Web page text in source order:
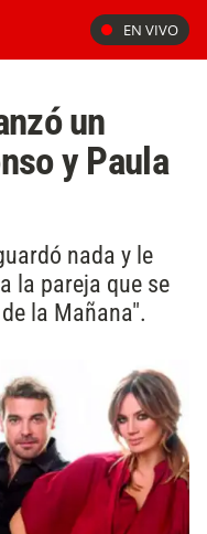
EN VIVO
un
y Paula
nada y le
la pareja que se
la Mañana".